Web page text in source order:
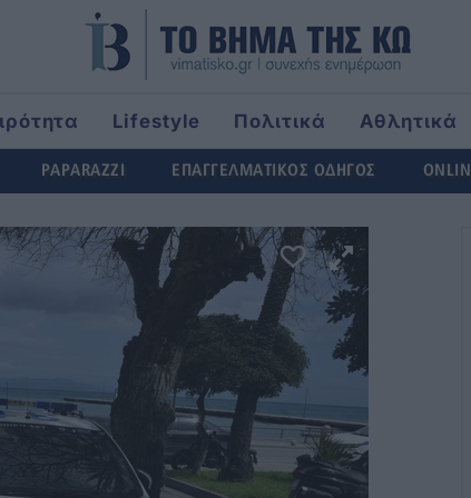
Lifestyle Πολιτικά
Αθλητικά
PAPARAZZI ΕΠΑΓΓΕΛΜΑΤΙΚΟΣ ΟΔΗΓΟΣ